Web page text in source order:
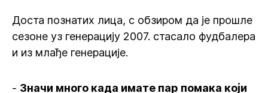
Доста познатих лица, с обзиром да је прошле
сезоне уз генерацију 2007. стасало фудбалера
и из млађе генерације.
- Значи много када имате пар помака који